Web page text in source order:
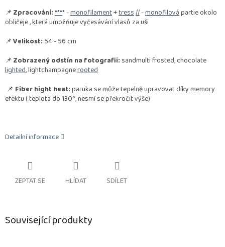
📌Zpracování:****-monofilament+tress//-monofilovápartie okolo
obličeje , která umožňuje vyčesávání vlasů za uši
📌Velikost: 54 - 56 cm
📌Zobrazený odstín na fotografii: sandmulti frosted, chocolate
lighted, lightchampagnerooted
📌 Fiber hight heat:paruka se může tepelně upravovat díky memory
efektu ( teplota do 130°, nesmí se překročit výše)
Detailní informace
ZEPTAT SE HLÍDAT SDÍLET
Související produkty